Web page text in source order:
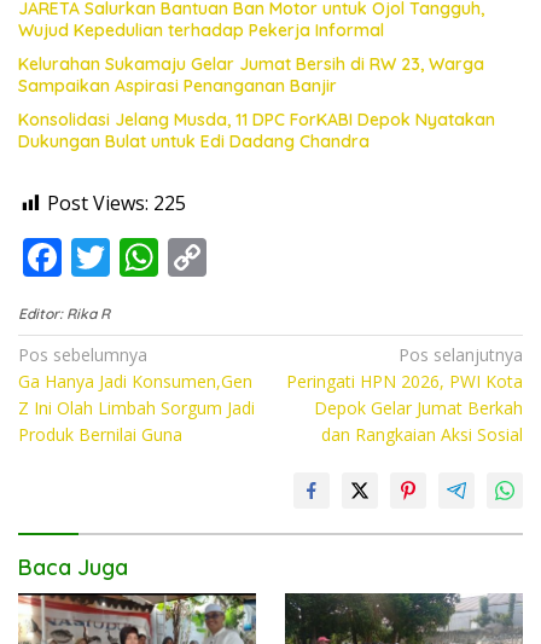
JARETA Salurkan Bantuan Ban Motor untuk Ojol Tangguh,
Wujud Kepedulian terhadap Pekerja Informal
Kelurahan Sukamaju Gelar Jumat Bersih di RW 23, Warga
Sampaikan Aspirasi Penanganan Banjir
Konsolidasi Jelang Musda, 11 DPC ForKABI Depok Nyatakan
Dukungan Bulat untuk Edi Dadang Chandra
Post Views: 225
F
ac
e
b
o
o
T
w
itt
er
W
at
s
A
p
p
y
Li
Editor: Rika R
Navigasi
pos
Pos sebelumnya
Ga Hanya Jadi Konsumen,Gen
Z Ini Olah Limbah Sorgum Jadi
Produk Bernilai Guna
Pos selanjutnya
Peringati HPN 2026, PWI Kota
Depok Gelar Jumat Berkah
dan Rangkaian Aksi Sosial
Baca Juga